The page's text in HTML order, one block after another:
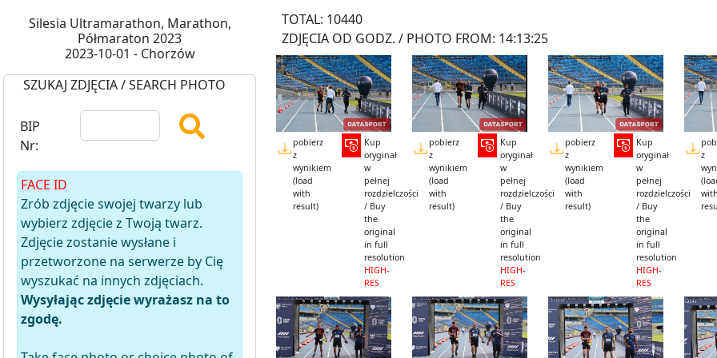
Silesia Ultramarathon, Marathon,
Półmaraton 2023
2023-10-01 - Chorzów
SZUKAJ ZDJĘCIA / SEARCH PHOTO
BIP
Nr:
FACE ID
Zrób zdjęcie swojej twarzy lub
wybierz zdjęcie z Twoją twarz.
Zdjęcie zostanie wysłane i
przetworzone na serwerze by Cię
wyszukać na innych zdjęciach.
Wysyłając zdjęcie wyrażasz na to
zgodę.
TOTAL: 10440
ZDJĘCIA OD GODZ. / PHOTO FROM: 14:13:25
pobierz
z
wynikiem
(load
with
result)
Kup
oryginał
w
pełnej
rozdzielczości
/ Buy
the
original
in full
resolution
HIGH-
RES
pobierz
z
wynikiem
(load
with
result)
Kup
oryginał
w
pełnej
rozdzielczości
/ Buy
the
original
in full
resolution
HIGH-
RES
pobierz
z
wynikiem
(load
with
result)
Kup
oryginał
w
pełnej
rozdzielczości
/ Buy
the
original
in full
resolution
HIGH-
RES
z
with